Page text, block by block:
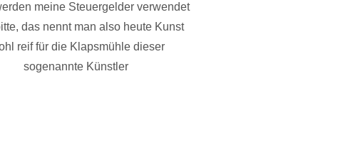
meine Steuergelder verwendet
das nennt man also heute Kunst
reif für die Klapsmühle dieser
sogenannte Künstler